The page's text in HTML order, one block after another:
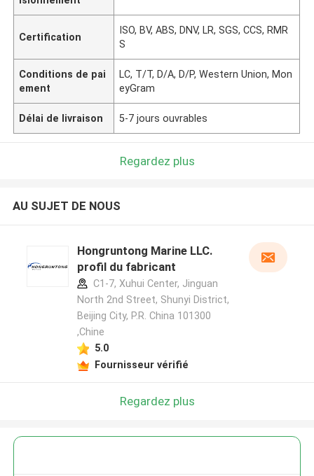
Certification
ISO, BV, ABS, DNV, LR, SGS, CCS, RMR
S
Conditions de pai
ement
LC, T/T, D/A, D/P, Western Union, Mon
eyGram
Délai de livraison 5-7 jours ouvrables
Regardez plus
AU SUJET DE NOUS
Hongruntong Marine LLC.
profil du fabricant
C1-7, Xuhui Center, Jinguan
North 2nd Street, Shunyi District,
Beijing City, P.R. China 101300
,Chine
5.0
Fournisseur vérifié
Regardez plus